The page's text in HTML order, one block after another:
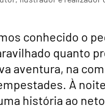
conhecido o
quanto
aventura, na
À
história ao neto.